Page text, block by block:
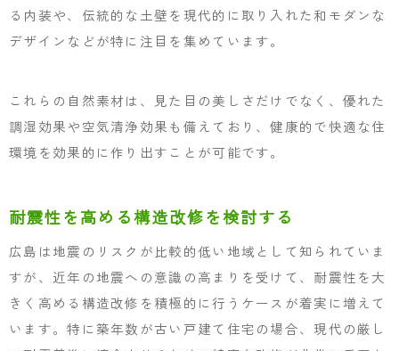
る内装や、伝統的な土壁を現代的に取り入れた和モダンな
デザインなどが特に注目を集めています。
これらの自然素材は、見た目の美しさだけでなく、優れた
調湿効果や空気清浄効果も備えており、健康的で快適な住
環境を効果的に作り出すことが可能です。
耐震性を高める構造改修を検討する
広島は地震のリスクが比較的低い地域として知られていま
すが、近年の地震への意識の高まりを受けて、耐震性を大
きく高める構造改修を積極的に行うケースが着実に増えて
います。特に築年数が古い戸建て住宅の場合、現代の厳し